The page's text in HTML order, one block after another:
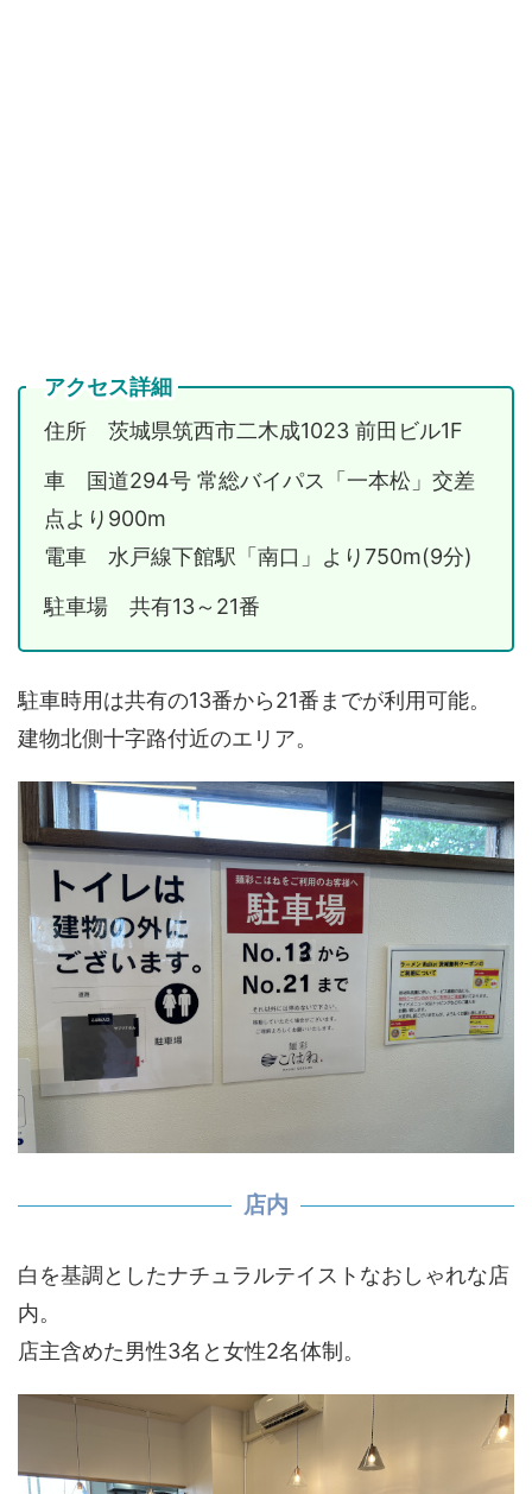
アクセス詳細
住所 茨城県筑西市二木成1023 前田ビル1F
車 国道294号 常総バイパス「一本松」交差
点より900m
電車 水戸線下館駅「南口」より750m(9分)
駐車場 共有13～21番
駐車時用は共有の13番から21番までが利用可能。
建物北側十字路付近のエリア。
店内
白を基調としたナチュラルテイストなおしゃれな店
内。
店主含めた男性3名と女性2名体制。